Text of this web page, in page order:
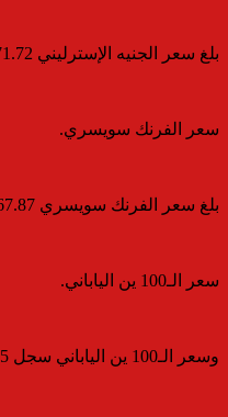
بلغ سعر الجنيه الإسترليني 71.72جنيه للشراء،وبلغ سعر 72.09جنيه للبيع.
سعر الفرنك سويسري.
بلغ سعر الفرنك سويسري 67.87جنيه للشراء، و68.14 جنيه للبيع.
سعر الـ100 ين الياباني.
وسعر الـ100 ين الياباني سجل 34.05جنيه للشراء، 34.17جنيه للبيع.